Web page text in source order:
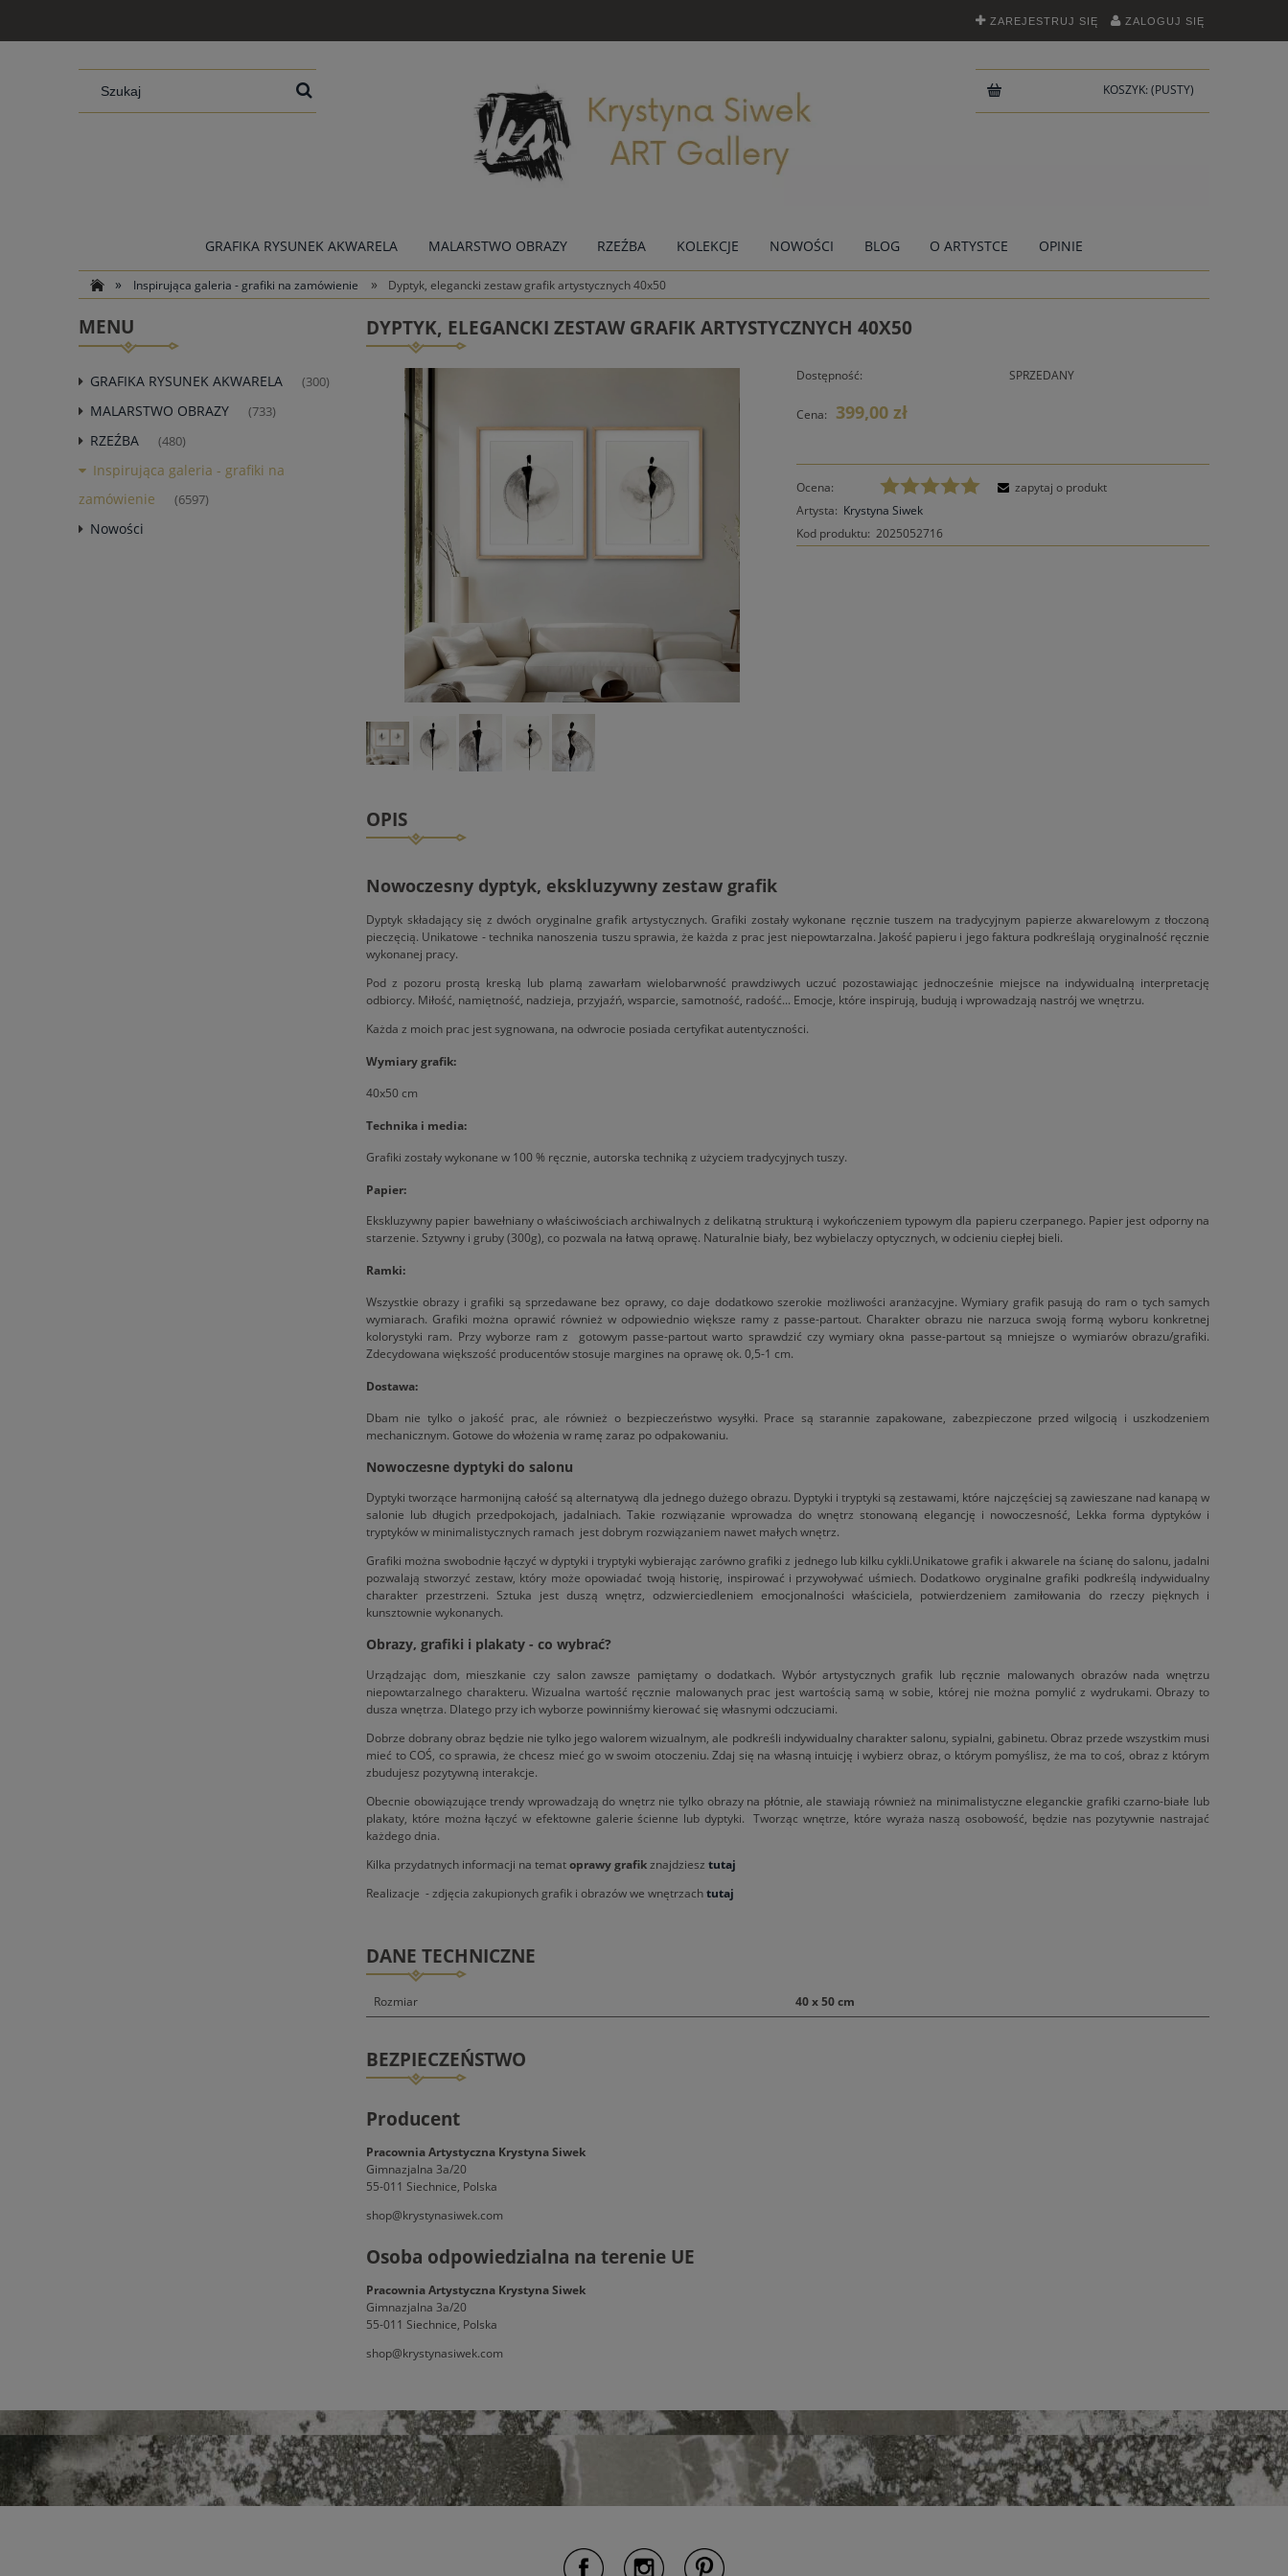
ZAREJESTRUJ SIĘ ZALOGUJ SIĘ
KOSZYK: (PUSTY)
GRAFIKA RYSUNEK AKWARELA MALARSTWO OBRAZY RZEŹBA KOLEKCJE NOWOŚCI BLOG O ARTYSTCE OPINIE
» Inspirująca galeria - grafiki na zamówienie » Dyptyk, elegancki zestaw grafik artystycznych 40x50
MENU
GRAFIKA RYSUNEK AKWARELA (300)
MALARSTWO OBRAZY (733)
RZEŹBA (480)
Inspirująca galeria - grafiki na
zamówienie
(6597)
Nowości
DYPTYK, ELEGANCKI ZESTAW GRAFIK ARTYSTYCZNYCH 40X50
Dostępność: SPRZEDANY
Cena: 399,00 zł
Ocena:
Artysta: Krystyna Siwek
Kod produktu: 2025052716
zapytaj o produkt
OPIS
Nowoczesny dyptyk, ekskluzywny zestaw grafik
Dyptyk składający się z dwóch oryginalne grafik artystycznych. Grafiki zostały wykonane ręcznie tuszem na tradycyjnym papierze akwarelowym z tłoczoną
pieczęcią. Unikatowe - technika nanoszenia tuszu sprawia, że każda z prac jest niepowtarzalna. Jakość papieru i jego faktura podkreślają oryginalność ręcznie
wykonanej pracy.
Pod z pozoru prostą kreską lub plamą zawarłam wielobarwność prawdziwych uczuć pozostawiając jednocześnie miejsce na indywidualną interpretację
odbiorcy. Miłość, namiętność, nadzieja, przyjaźń, wsparcie, samotność, radość... Emocje, które inspirują, budują i wprowadzają nastrój we wnętrzu.
Każda z moich prac jest sygnowana, na odwrocie posiada certyfikat autentyczności.
Wymiary grafik:
40x50 cm
Technika i media:
Grafiki zostały wykonane w 100 % ręcznie, autorska techniką z użyciem tradycyjnych tuszy.
Papier:
Ekskluzywny papier bawełniany o właściwościach archiwalnych z delikatną strukturą i wykończeniem typowym dla papieru czerpanego. Papier jest odporny na
starzenie. Sztywny i gruby (300g), co pozwala na łatwą oprawę. Naturalnie biały, bez wybielaczy optycznych, w odcieniu ciepłej bieli.
Ramki:
Wszystkie obrazy i grafiki są sprzedawane bez oprawy, co daje dodatkowo szerokie możliwości aranżacyjne. Wymiary grafik pasują do ram o tych samych
wymiarach. Grafiki można oprawić również w odpowiednio większe ramy z passe-partout. Charakter obrazu nie narzuca swoją formą wyboru konkretnej
kolorystyki ram. Przy wyborze ram z gotowym passe-partout warto sprawdzić czy wymiary okna passe-partout są mniejsze o wymiarów obrazu/grafiki.
Zdecydowana większość producentów stosuje margines na oprawę ok. 0,5-1 cm.
Dostawa:
Dbam nie tylko o jakość prac, ale również o bezpieczeństwo wysyłki. Prace są starannie zapakowane, zabezpieczone przed wilgocią i uszkodzeniem
mechanicznym. Gotowe do włożenia w ramę zaraz po odpakowaniu.
Nowoczesne dyptyki do salonu
Dyptyki tworzące harmonijną całość są alternatywą dla jednego dużego obrazu. Dyptyki i tryptyki są zestawami, które najczęściej są zawieszane nad kanapą w
salonie lub długich przedpokojach, jadalniach. Takie rozwiązanie wprowadza do wnętrz stonowaną elegancję i nowoczesność, Lekka forma dyptyków i
tryptyków w minimalistycznych ramach jest dobrym rozwiązaniem nawet małych wnętrz.
Grafiki można swobodnie łączyć w dyptyki i tryptyki wybierając zarówno grafiki z jednego lub kilku cykli.Unikatowe grafik i akwarele na ścianę do salonu, jadalni
pozwalają stworzyć zestaw, który może opowiadać twoją historię, inspirować i przywoływać uśmiech. Dodatkowo oryginalne grafiki podkreślą indywidualny
charakter przestrzeni. Sztuka jest duszą wnętrz, odzwierciedleniem emocjonalności właściciela, potwierdzeniem zamiłowania do rzeczy pięknych i
kunsztownie wykonanych.
Obrazy, grafiki i plakaty - co wybrać?
Urządzając dom, mieszkanie czy salon zawsze pamiętamy o dodatkach. Wybór artystycznych grafik lub ręcznie malowanych obrazów nada wnętrzu
niepowtarzalnego charakteru. Wizualna wartość ręcznie malowanych prac jest wartością samą w sobie, której nie można pomylić z wydrukami. Obrazy to
dusza wnętrza. Dlatego przy ich wyborze powinniśmy kierować się własnymi odczuciami.
Dobrze dobrany obraz będzie nie tylko jego walorem wizualnym, ale podkreśli indywidualny charakter salonu, sypialni, gabinetu. Obraz przede wszystkim musi
mieć to COŚ, co sprawia, że chcesz mieć go w swoim otoczeniu. Zdaj się na własną intuicję i wybierz obraz, o którym pomyślisz, że ma to coś, obraz z którym
zbudujesz pozytywną interakcje.
Obecnie obowiązujące trendy wprowadzają do wnętrz nie tylko obrazy na płótnie, ale stawiają również na minimalistyczne eleganckie grafiki czarno-białe lub
plakaty, które można łączyć w efektowne galerie ścienne lub dyptyki. Tworząc wnętrze, które wyraża naszą osobowość, będzie nas pozytywnie nastrajać
każdego dnia.
Kilka przydatnych informacji na tematoprawy grafikznajdziesz tutaj
Realizacje - zdjęcia zakupionych grafik i obrazów we wnętrzachtutaj
DANE TECHNICZNE
Rozmiar 40 x 50 cm
BEZPIECZEŃSTWO
Producent
Pracownia Artystyczna Krystyna Siwek
Gimnazjalna 3a/20
55-011 Siechnice, Polska
shop@krystynasiwek.com
Osoba odpowiedzialna na terenie UE
Pracownia Artystyczna Krystyna Siwek
Gimnazjalna 3a/20
55-011 Siechnice, Polska
shop@krystynasiwek.com